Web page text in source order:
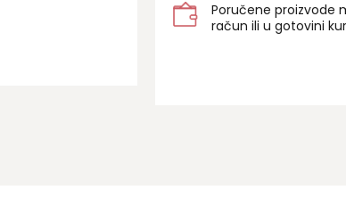
Poručene proizvode
račun ili u gotovini